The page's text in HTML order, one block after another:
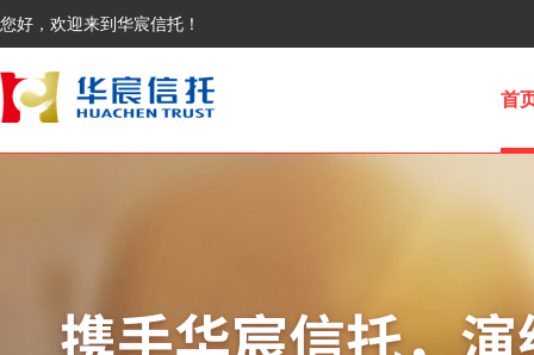
您好，欢迎来到华宸信托！
首